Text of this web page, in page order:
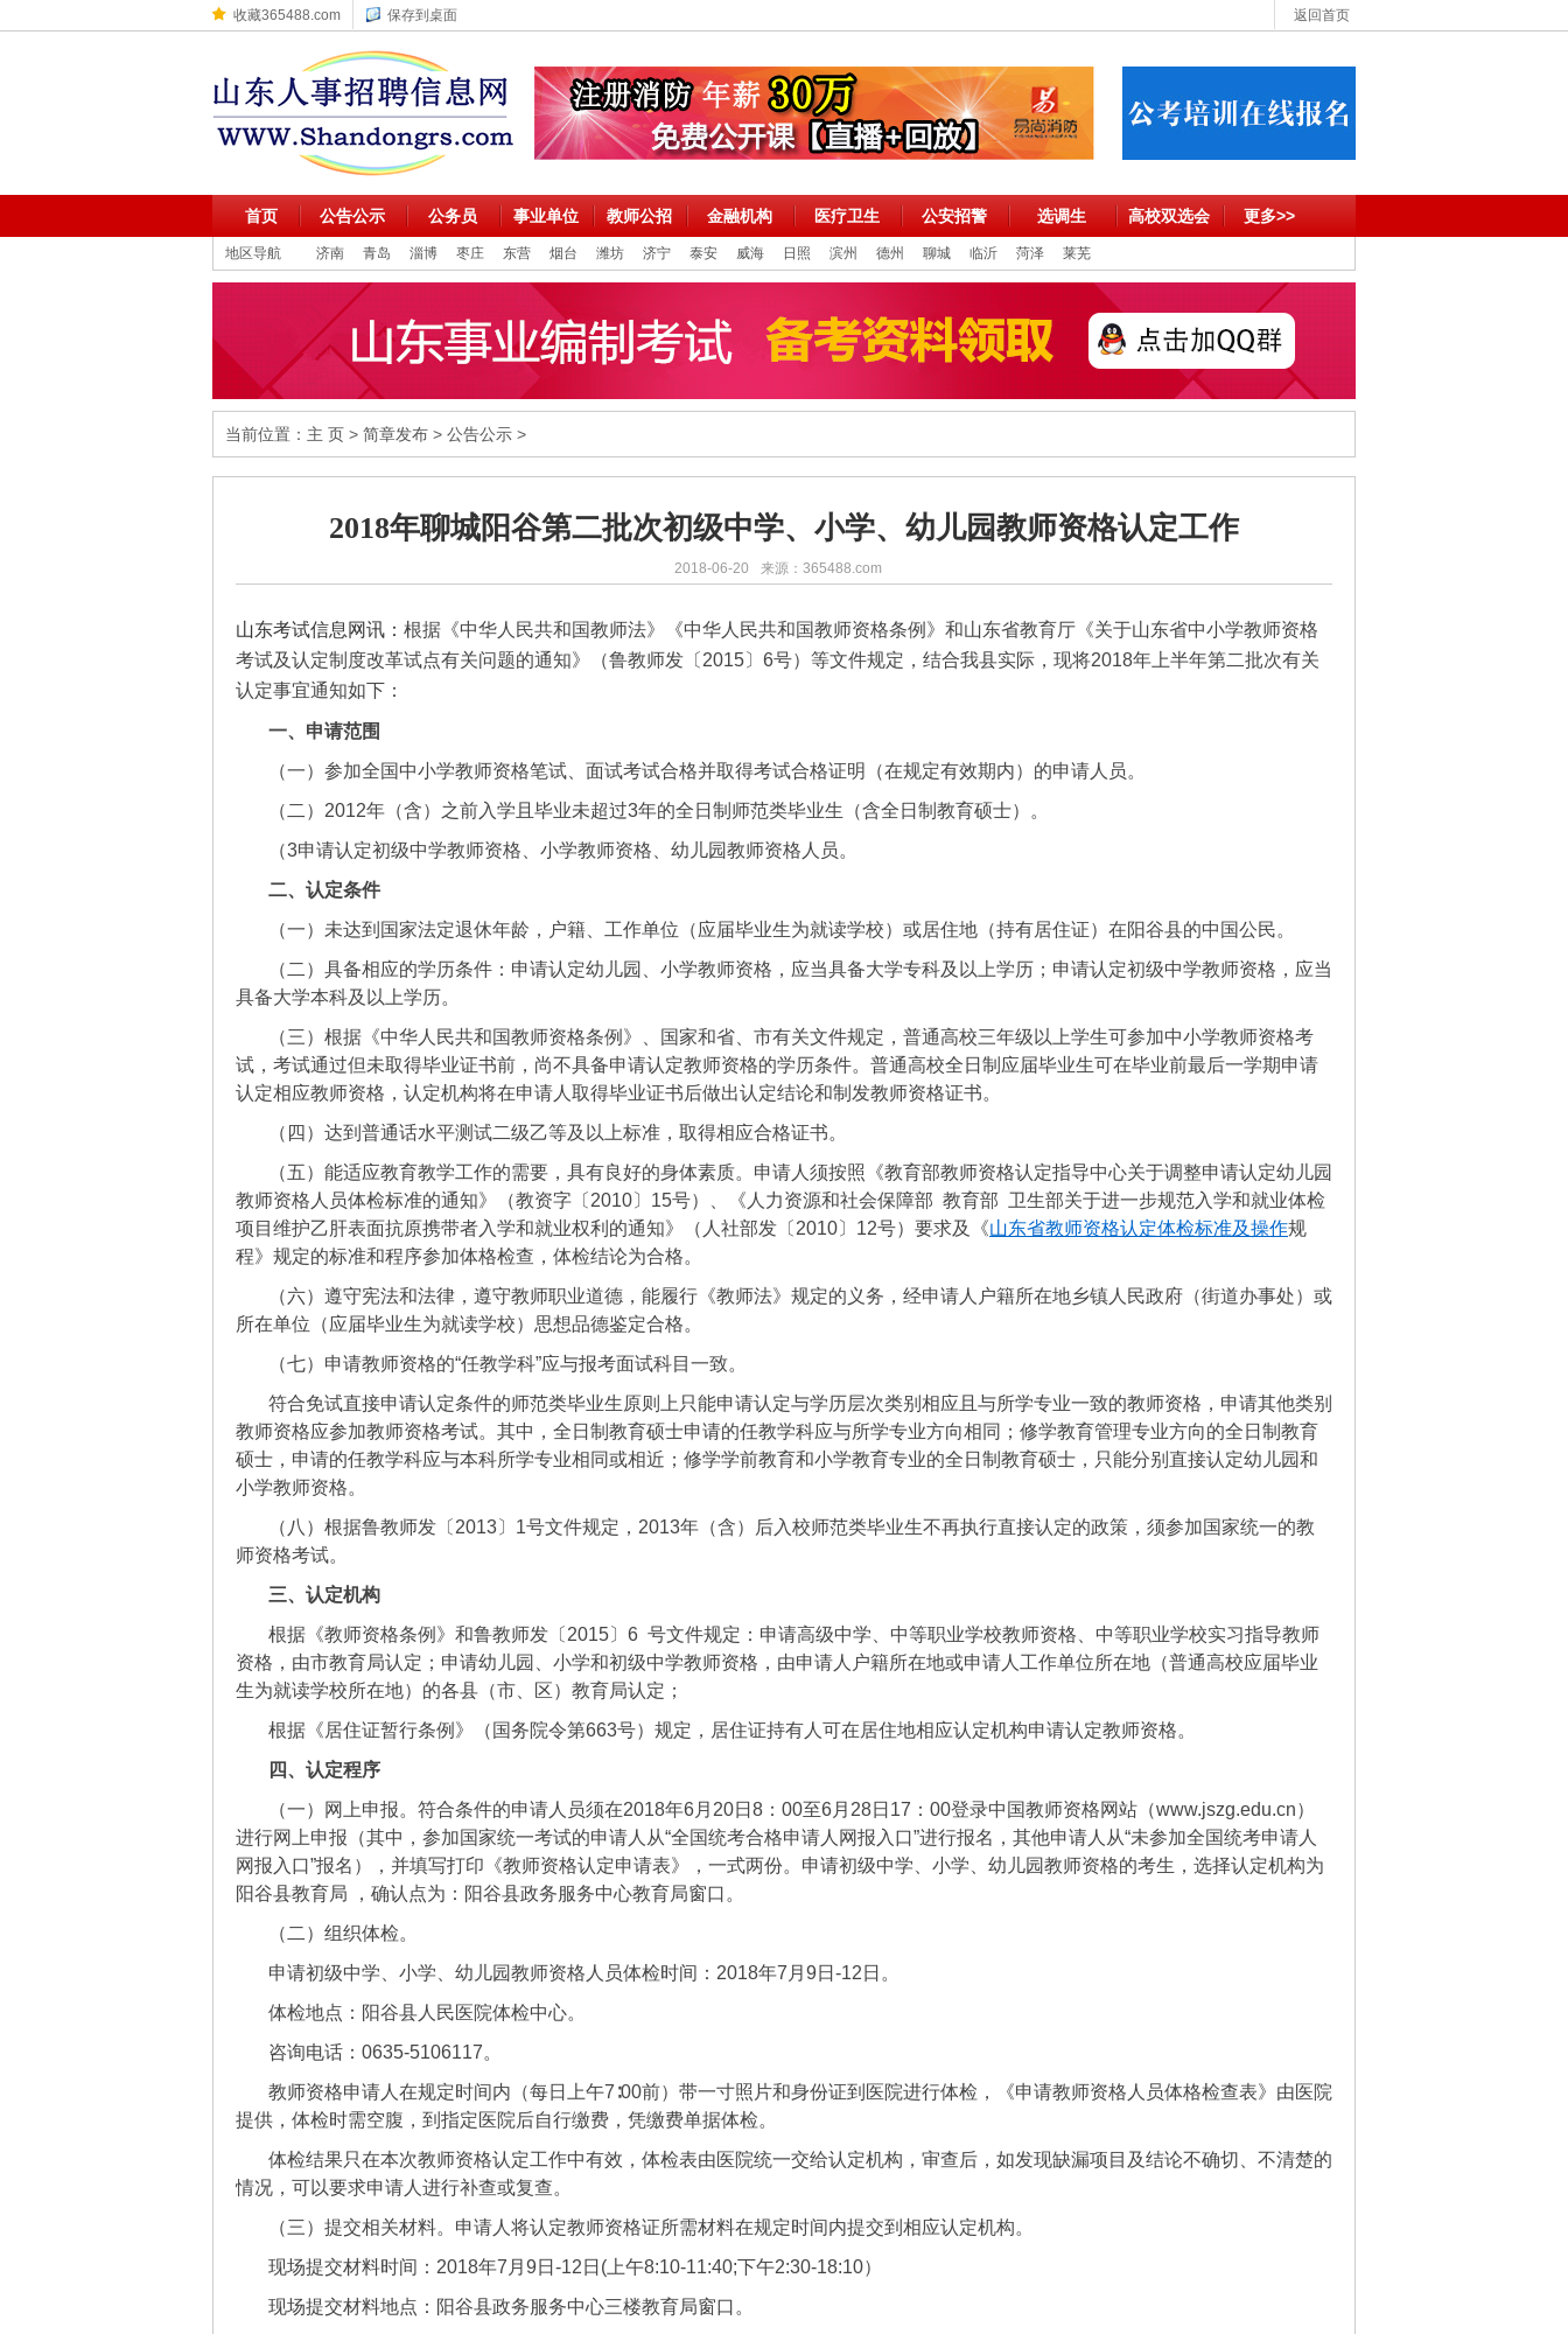
收藏365488.com 保存到桌面 返回首页
首页 公告公示 公务员 事业单位 教师公招 金融机构 医疗卫生 公安招警 选调生 高校双选会 更多>>
地区导航 济南 青岛 淄博 枣庄 东营 烟台 潍坊 济宁 泰安 威海 日照 滨州 德州 聊城 临沂 菏泽 莱芜
当前位置： 主 页 > 简章发布 > 公告公示 >
2018年聊城阳谷第二批次初级中学、小学、幼儿园教师资格认定工作
2018-06-20 来源：365488.com
山东考试信息网讯： 根据《中华人民共和国教师法》《中华人民共和国教师资格条例》和山东省教育厅《关于山东省中小学教师资格
考试及认定制度改革试点有关问题的通知》（鲁教师发〔2015〕6号）等文件规定，结合我县实际，现将2018年上半年第二批次有关
认定事宜通知如下：
一、申请范围
（一）参加全国中小学教师资格笔试、面试考试合格并取得考试合格证明（在规定有效期内）的申请人员。
（二）2012年（含）之前入学且毕业未超过3年的全日制师范类毕业生（含全日制教育硕士）。
（3申请认定初级中学教师资格、小学教师资格、幼儿园教师资格人员。
二、认定条件
（一）未达到国家法定退休年龄，户籍、工作单位（应届毕业生为就读学校）或居住地（持有居住证）在阳谷县的中国公民。
（二）具备相应的学历条件：申请认定幼儿园、小学教师资格，应当具备大学专科及以上学历；申请认定初级中学教师资格，应当
具备大学本科及以上学历。
（三）根据《中华人民共和国教师资格条例》、国家和省、市有关文件规定，普通高校三年级以上学生可参加中小学教师资格考
试，考试通过但未取得毕业证书前，尚不具备申请认定教师资格的学历条件。普通高校全日制应届毕业生可在毕业前最后一学期申请
认定相应教师资格，认定机构将在申请人取得毕业证书后做出认定结论和制发教师资格证书。
（四）达到普通话水平测试二级乙等及以上标准，取得相应合格证书。
（五）能适应教育教学工作的需要，具有良好的身体素质。申请人须按照《教育部教师资格认定指导中心关于调整申请认定幼儿园
教师资格人员体检标准的通知》（教资字〔2010〕15号）、《人力资源和社会保障部 教育部 卫生部关于进一步规范入学和就业体检
项目维护乙肝表面抗原携带者入学和就业权利的通知》（人社部发〔2010〕12号）要求及《山东省教师资格认定体检标准及操作规
程》规定的标准和程序参加体格检查，体检结论为合格。
（六）遵守宪法和法律，遵守教师职业道德，能履行《教师法》规定的义务，经申请人户籍所在地乡镇人民政府（街道办事处）或
所在单位（应届毕业生为就读学校）思想品德鉴定合格。
（七）申请教师资格的“任教学科”应与报考面试科目一致。
符合免试直接申请认定条件的师范类毕业生原则上只能申请认定与学历层次类别相应且与所学专业一致的教师资格，申请其他类别
教师资格应参加教师资格考试。其中，全日制教育硕士申请的任教学科应与所学专业方向相同；修学教育管理专业方向的全日制教育
硕士，申请的任教学科应与本科所学专业相同或相近；修学学前教育和小学教育专业的全日制教育硕士，只能分别直接认定幼儿园和
小学教师资格。
（八）根据鲁教师发〔2013〕1号文件规定，2013年（含）后入校师范类毕业生不再执行直接认定的政策，须参加国家统一的教
师资格考试。
三、认定机构
根据《教师资格条例》和鲁教师发〔2015〕6 号文件规定：申请高级中学、中等职业学校教师资格、中等职业学校实习指导教师
资格，由市教育局认定；申请幼儿园、小学和初级中学教师资格，由申请人户籍所在地或申请人工作单位所在地（普通高校应届毕业
生为就读学校所在地）的各县（市、区）教育局认定；
根据《居住证暂行条例》（国务院令第663号）规定，居住证持有人可在居住地相应认定机构申请认定教师资格。
四、认定程序
（一）网上申报。符合条件的申请人员须在2018年6月20日8：00至6月28日17：00登录中国教师资格网站（www.jszg.edu.cn）
进行网上申报（其中，参加国家统一考试的申请人从“全国统考合格申请人网报入口”进行报名，其他申请人从“未参加全国统考申请人
网报入口”报名），并填写打印《教师资格认定申请表》，一式两份。申请初级中学、小学、幼儿园教师资格的考生，选择认定机构为
阳谷县教育局 ，确认点为：阳谷县政务服务中心教育局窗口。
（二）组织体检。
申请初级中学、小学、幼儿园教师资格人员体检时间：2018年7月9日-12日。
体检地点：阳谷县人民医院体检中心。
咨询电话：0635-5106117。
教师资格申请人在规定时间内（每日上午7∶00前）带一寸照片和身份证到医院进行体检，《申请教师资格人员体格检查表》由医院
提供，体检时需空腹，到指定医院后自行缴费，凭缴费单据体检。
体检结果只在本次教师资格认定工作中有效，体检表由医院统一交给认定机构，审查后，如发现缺漏项目及结论不确切、不清楚的
情况，可以要求申请人进行补查或复查。
（三）提交相关材料。申请人将认定教师资格证所需材料在规定时间内提交到相应认定机构。
现场提交材料时间：2018年7月9日-12日(上午8:10-11:40;下午2:30-18:10）
现场提交材料地点：阳谷县政务服务中心三楼教育局窗口。